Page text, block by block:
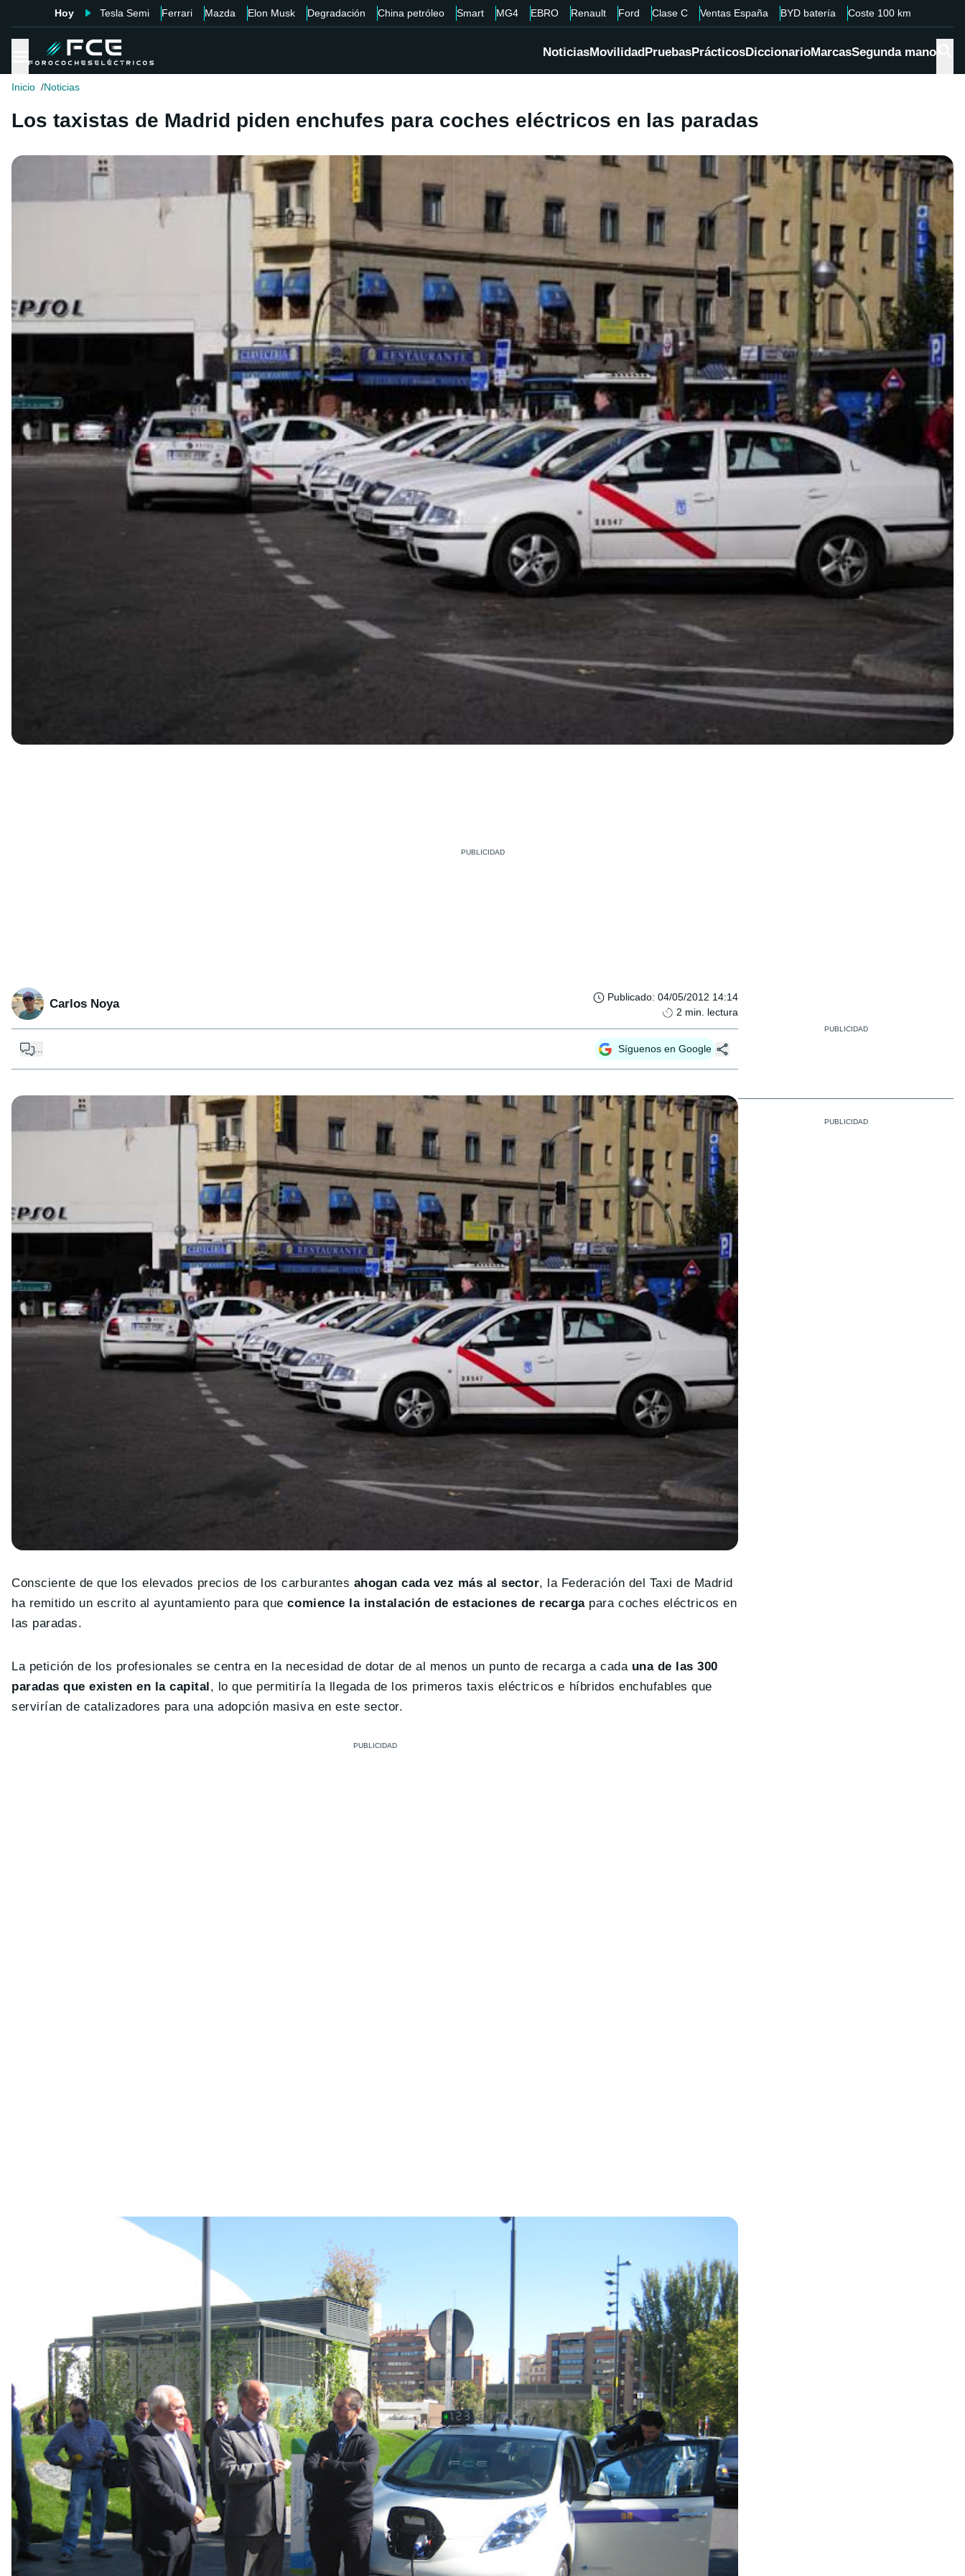
Hoy Tesla Semi Ferrari Mazda Elon Musk Degradación China petróleo Smart MG4 EBRO Renault Ford Clase C Ventas España BYD batería Coste 100 km
NoticiasMovilidadPruebasPrácticosDiccionarioMarcasSegunda mano
Inicio Noticias
Los taxistas de Madrid piden enchufes para coches eléctricos en las paradas
Carlos Noya Publicado: 04/05/2012 14:14
2 min. lectura
Síguenos en Google
Consciente de que los elevados precios de los carburantes ahogan cada vez más al sector, la Federación del Taxi de Madrid
ha remitido un escrito al ayuntamiento para quecomience la instalación de estaciones de recargapara coches eléctricos en
las paradas.
La petición de los profesionales se centra en la necesidad de dotar de al menos un punto de recarga a cada una de las 300
paradas que existen en la capital, lo que permitiría la llegada de los primeros taxis eléctricos e híbridos enchufables que
servirían de catalizadores para una adopción masiva en este sector.